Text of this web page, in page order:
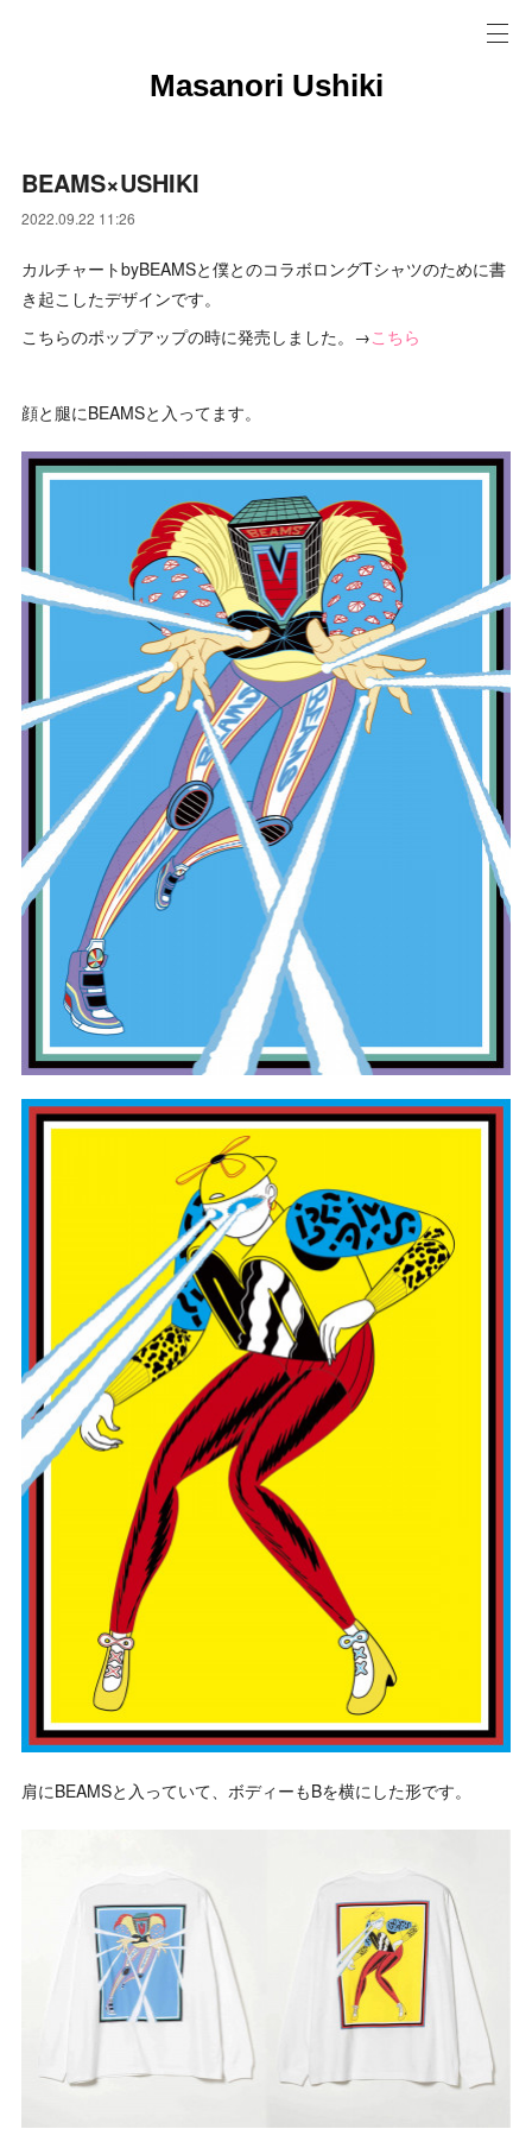
Masanori Ushiki
BEAMS×USHIKI
2022.09.22 11:26
カルチャートbyBEAMSと僕とのコラボロングTシャツのために書
き起こしたデザインです。
こちらのポップアップの時に発売しました。→こちら
顔と腿にBEAMSと入ってます。
肩にBEAMSと入っていて、ボディーもBを横にした形です。